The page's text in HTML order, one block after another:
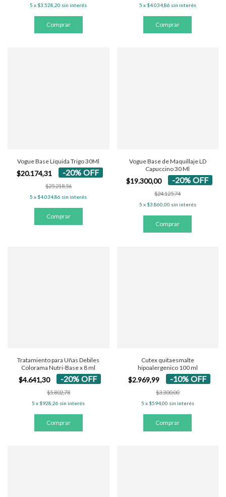
5 x $3.528,20 sin interés 5 x $4.034,86 sin interés
Vogue Base Líquida Trigo 30Ml
$20.174,31 -20%OFF
$25.218,56
5 x $4.034,86 sin interés
Vogue Base de Maquillaje LD
Capuccino 30 Ml
$19.300,00 -20% OFF
$24.125,74
5 x $3.860,00 sin interés
Tratamiento para Uñas Debiles
Colorama Nutri-Base x 8 ml
$4.641,30 -20%OFF
$5.802,78
5 x $928,26 sin interés
Cutex quitaesmalte
hipoalergenico 100 ml
$2.969,99 -10% OFF
$3.300,00
5 x $594,00 sin interés